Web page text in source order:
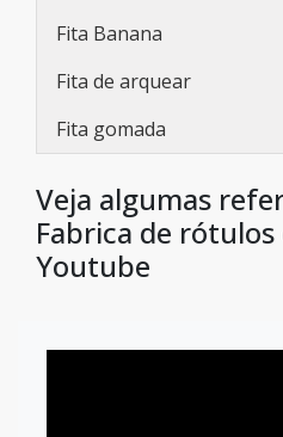
Fita Banana
Fita de arquear
Fita gomada
Veja algumas
Fabrica de
Youtube